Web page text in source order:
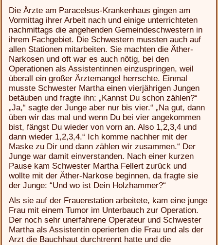
Die Ärzte am Paracelsus-Krankenhaus gingen am
Vormittag ihrer Arbeit nach und einige unterrichteten
nachmittags die angehenden Gemeindeschwestern in
ihrem Fachgebiet. Die Schwestern mussten auch auf
allen Stationen mitarbeiten. Sie machten die Äther-
Narkosen und oft war es auch nötig, bei den
Operationen als Assistentinnen einzuspringen, weil
überall ein großer Ärztemangel herrschte. Einmal
musste Schwester Martha einen vierjährigen Jungen
betäuben und fragte ihn: „Kannst Du schon zählen?“
„Ja,“ sagte der Junge aber nur bis vier.“ „Na gut, dann
üben wir das mal und wenn Du bei vier angekommen
bist, fängst Du wieder von vorn an. Also 1,2,3,4 und
dann wieder 1,2,3,4.“ Ich komme nachher mit der
Maske zu Dir und dann zählen wir zusammen.“ Der
Junge war damit einverstanden. Nach einer kurzen
Pause kam Schwester Martha Fellert zurück und
wollte mit der Äther-Narkose beginnen, da fragte sie
der Junge: “Und wo ist Dein Holzhammer?“
Als sie auf der Frauenstation arbeitete, kam eine junge
Frau mit einem Tumor im Unterbauch zur Operation.
Der noch sehr unerfahrene Operateur und Schwester
Martha als Assistentin operierten die Frau und als der
Arzt die Bauchhaut durchtrennt hatte und die